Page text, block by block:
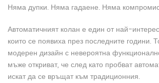
Няма дупки. Няма гадаене. Няма
Автоматичният колан е един от най-
които се появиха през последните години.
модерен дизайн с невероятна
мъже откриват, че след като пробват
искат да се връщат към традиционния.